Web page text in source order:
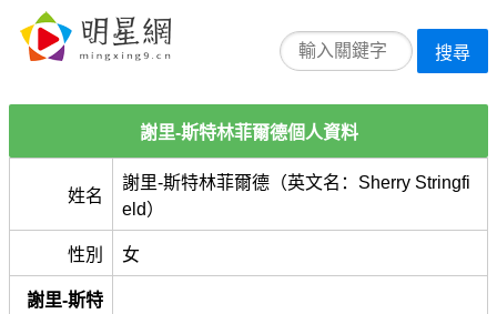
搜尋
謝里-斯特林菲爾德個人資料
姓名
謝里-斯特林菲爾德（英文名：Sherry Stringfi
eld）
性別 女
謝里-斯特